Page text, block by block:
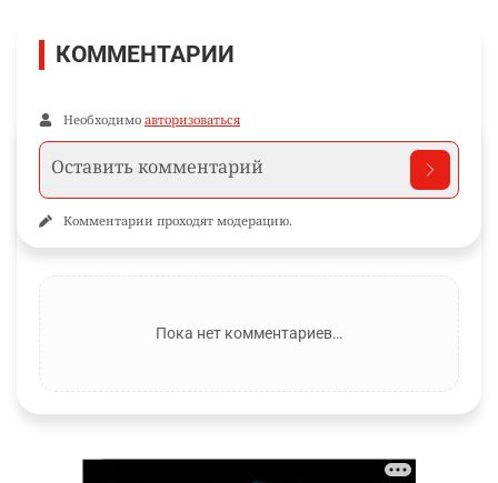
КОММЕНТАРИИ
Необходимо авторизоваться
Комментарии проходят модерацию.
Пока нет комментариев…